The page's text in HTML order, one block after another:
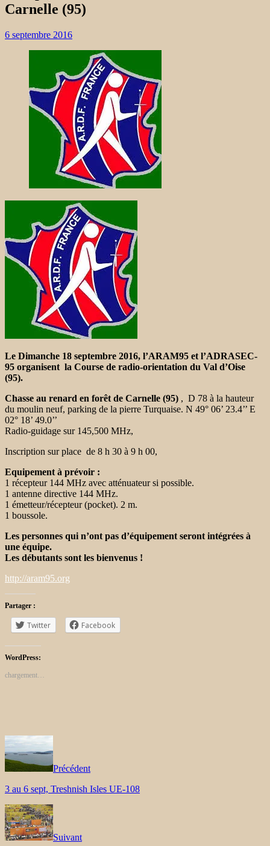
Carnelle (95)
6 septembre 2016
Le Dimanche 18 septembre 2016, l’ARAM95 et l’ADRASEC-
95 organisent la Course de radio-orientation du Val d’Oise
(95).
Chasse au renard en forêt de Carnelle (95) , D 78 à la hauteur
du moulin neuf, parking de la pierre Turquaise. N 49° 06’ 23.4’’ E
02° 18’ 49.0’’
Radio-guidage sur 145,500 MHz,
Inscription sur place de 8 h 30 à 9 h 00,
Equipement à prévoir :
1 récepteur 144 MHz avec atténuateur si possible.
1 antenne directive 144 MHz.
1 émetteur/récepteur (pocket). 2 m.
1 boussole.
Les personnes qui n’ont pas d’équipement seront intégrées à
une équipe.
Les débutants sont les bienvenus !
http://aram95.org
Partager :
Twitter Facebook
WordPress:
chargement…
Précédent
3 au 6 sept, Treshnish Isles UE-108
Suivant